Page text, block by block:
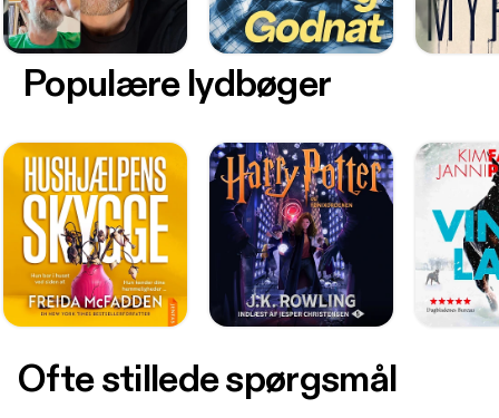
Populære lydbøger
Ofte stillede spørgsmål